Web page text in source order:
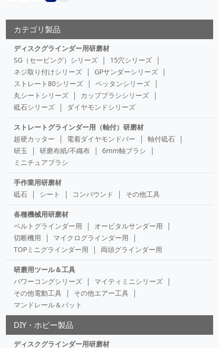
カテゴリ製品
ディスクグラインダー用研磨材
SG（セービング）シリーズ
15穴シリーズ
ネジ取り付けシリーズ
GPサンダーシリーズ
ストレート80シリーズ
ペッタンシリーズ
丸シートシリーズ
カップブラシシリーズ
砥石シリーズ
ダイヤモンドシリーズ
ストレートグラインダー用（軸付）研磨材
超硬カッター
電着ダイヤモンドバー
軸付砥石
研玉
研磨布紙/不織布
6mm軸ブラシ
ミニチュアブラシ
手作業用研磨材
砥石
シート コンパウンド その他工具
各種機械用研磨材
ベルトグラインダー用
オービタルサンダー用
切断機用
マイクログラインダー用
TOPミニグラインダー用
両頭グラインダー用
研磨用ツール＆工具
パワーコングシリーズ
マイティミニシリーズ
その他電動工具
その他エアー工具
マンドレール＆パット
DIY・ホビー製品
ディスクグラインダー用研磨材